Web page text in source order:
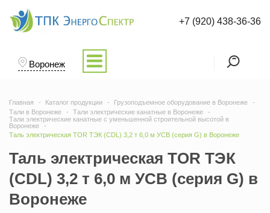
Воронеж
+7 (920) 438-36-36
Главная Каталог продукции
Грузоподъемное оборудование в Воронеже
Тали в Воронеже
Тали электрические канатные в Воронеже
Тали электрические канатные с уменьшенной строительной высотой в
Воронеже
Таль электрическая TOR ТЭК (CDL) 3,2 т 6,0 м УСВ (серия G) в Воронеже
Таль электрическая TOR ТЭК
(CDL) 3,2 т 6,0 м УСВ (серия G) в
Воронеже